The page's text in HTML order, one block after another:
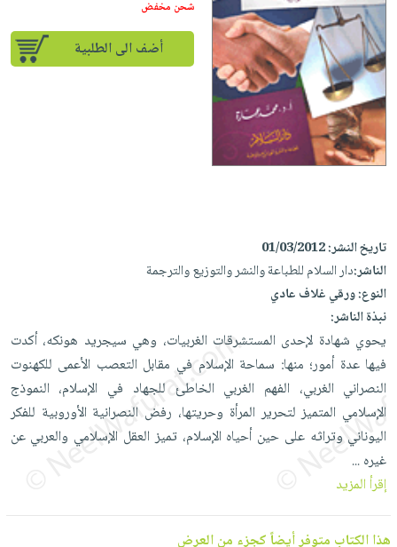
إختياراتنا
كتب
أكاديمية
صندوق
القراءة
English
books
iKitab
بلا
حدود
أسئلة
يتكرر
طرحها
Android
تحميل
iKitab
على
Apple
أسئلة
يتكرر
طرحها
تحميل
masmu3
على
Android
Apple
المواضيع
الأكثر
مبيعاً
إختياراتنا
وسائل
تعليمية
تعليمية
الصحة
والعناية
الشخصية
جديد
الشخصية
العناية
وتصفيف
العناية
بالجسم
العناية
بالأسنان
الحمية
والتغذية
جديد
الكل
أواني
الطهي
أدوات
الخبز
أدوات
المائدة
والتخزين
متجر
الهدايا
أقسام
الأكثر
مبيعاً
العودة
للمدارس
اكسسوارات
كتب
شحن
مجاني
بنود
مختارة
كل
شحن مخفض
أضف الى الطلبية
تاريخ النشر:01/03/2012
الناشر:دار السلام للطباعة والنشر والتوزيع والترجمة
النوع:ورقي غلاف عادي
نبذة الناشر:
يحوي شهادة لإحدى المستشرقات الغربيات، وهي سيجريد هونكه، أكدت
فيها عدة أمور؛ منها: سماحة الإسلام في مقابل التعصب الأعمى للكهنوت
النصراني الغربي، الفهم الغربي الخاطئ للجهاد في الإسلام، النموذج
الإسلامي المتميز لتحرير المرأة وحريتها، رفض النصرانية الأوروبية للفكر
اليوناني وتراثه على حين أحياه الإسلام، تميز العقل الإسلامي والعربي عن
غيره...
إقرأ المزيد
هذا الكتاب متوفر أيضاً كجزء من العرض